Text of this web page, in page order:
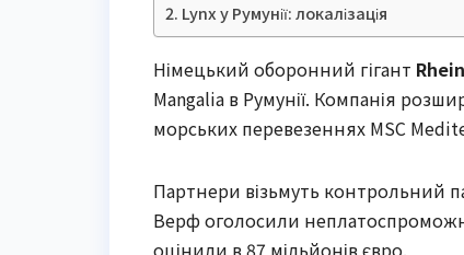
Lynx у Румунії: локалізація
Німецький оборонний гігант
Mangalia в Румунії. Компанія
морських перевезеннях MSC
Партнери візьмуть контрольний
Верф оголосили